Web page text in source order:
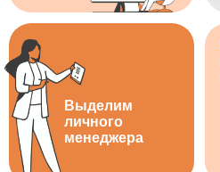
Выделим
личного
менеджера